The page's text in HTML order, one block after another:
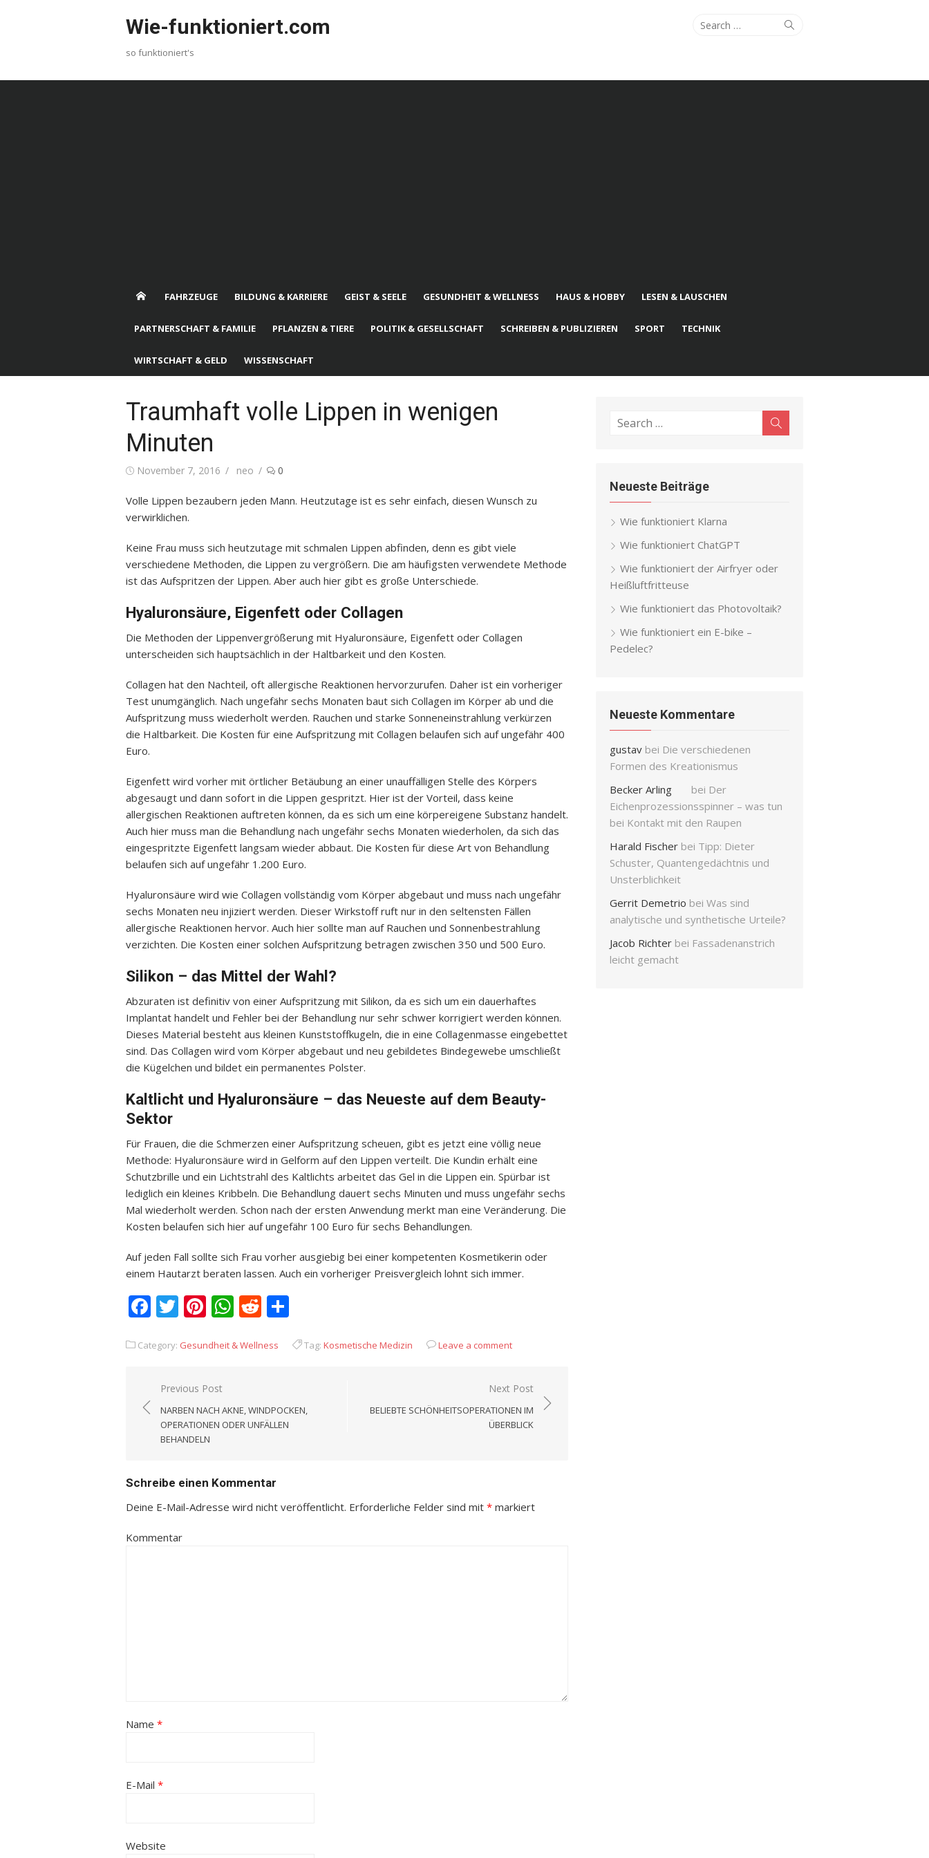
Wie-funktioniert.com
so funktioniert's
Search
Search
FAHRZEUGE BILDUNG & KARRIERE GEIST & SEELE GESUNDHEIT & WELLNESS HAUS & HOBBY LESEN & LAUSCHEN
PARTNERSCHAFT & FAMILIE PFLANZEN & TIERE POLITIK & GESELLSCHAFT SCHREIBEN & PUBLIZIEREN SPORT TECHNIK
WIRTSCHAFT & GELD WISSENSCHAFT
Traumhaft volle Lippen in wenigen
Minuten
Posted
November 7, 2016 Author
neo 0
Volle Lippen bezaubern jeden Mann. Heutzutage ist es sehr einfach, diesen Wunsch zu
verwirklichen.
Keine Frau muss sich heutzutage mit schmalen Lippen abfinden, denn es gibt viele
verschiedene Methoden, die Lippen zu vergrößern. Die am häufigsten verwendete Methode
ist das Aufspritzen der Lippen. Aber auch hier gibt es große Unterschiede.
Hyaluronsäure, Eigenfett oder Collagen
Die Methoden der Lippenvergrößerung mit Hyaluronsäure, Eigenfett oder Collagen
unterscheiden sich hauptsächlich in der Haltbarkeit und den Kosten.
Collagen hat den Nachteil, oft allergische Reaktionen hervorzurufen. Daher ist ein vorheriger
Test unumgänglich. Nach ungefähr sechs Monaten baut sich Collagen im Körper ab und die
Aufspritzung muss wiederholt werden. Rauchen und starke Sonneneinstrahlung verkürzen
die Haltbarkeit. Die Kosten für eine Aufspritzung mit Collagen belaufen sich auf ungefähr 400
Euro.
Eigenfett wird vorher mit örtlicher Betäubung an einer unauffälligen Stelle des Körpers
abgesaugt und dann sofort in die Lippen gespritzt. Hier ist der Vorteil, dass keine
allergischen Reaktionen auftreten können, da es sich um eine körpereigene Substanz handelt.
Auch hier muss man die Behandlung nach ungefähr sechs Monaten wiederholen, da sich das
eingespritzte Eigenfett langsam wieder abbaut. Die Kosten für diese Art von Behandlung
belaufen sich auf ungefähr 1.200 Euro.
Hyaluronsäure wird wie Collagen vollständig vom Körper abgebaut und muss nach ungefähr
sechs Monaten neu injiziert werden. Dieser Wirkstoff ruft nur in den seltensten Fällen
allergische Reaktionen hervor. Auch hier sollte man auf Rauchen und Sonnenbestrahlung
verzichten. Die Kosten einer solchen Aufspritzung betragen zwischen 350 und 500 Euro.
Silikon – das Mittel der Wahl?
Abzuraten ist definitiv von einer Aufspritzung mit Silikon, da es sich um ein dauerhaftes
Implantat handelt und Fehler bei der Behandlung nur sehr schwer korrigiert werden können.
Dieses Material besteht aus kleinen Kunststoffkugeln, die in eine Collagenmasse eingebettet
sind. Das Collagen wird vom Körper abgebaut und neu gebildetes Bindegewebe umschließt
die Kügelchen und bildet ein permanentes Polster.
Kaltlicht und Hyaluronsäure – das Neueste auf dem Beauty-
Sektor
Für Frauen, die die Schmerzen einer Aufspritzung scheuen, gibt es jetzt eine völlig neue
Methode: Hyaluronsäure wird in Gelform auf den Lippen verteilt. Die Kundin erhält eine
Schutzbrille und ein Lichtstrahl des Kaltlichts arbeitet das Gel in die Lippen ein. Spürbar ist
lediglich ein kleines Kribbeln. Die Behandlung dauert sechs Minuten und muss ungefähr sechs
Mal wiederholt werden. Schon nach der ersten Anwendung merkt man eine Veränderung. Die
Kosten belaufen sich hier auf ungefähr 100 Euro für sechs Behandlungen.
Auf jeden Fall sollte sich Frau vorher ausgiebig bei einer kompetenten Kosmetikerin oder
einem Hautarzt beraten lassen. Auch ein vorheriger Preisvergleich lohnt sich immer.
Facebook
Twitter
Pinterest
WhatsApp
Reddit
Category: Gesundheit & Wellness Tag: Kosmetische Medizin Leave a comment
Beitrags-
Navigation
Previous Post
NARBEN NACH AKNE, WINDPOCKEN,
OPERATIONEN ODER UNFÄLLEN
BEHANDELN
Next Post
BELIEBTE SCHÖNHEITSOPERATIONEN IM
ÜBERBLICK
Schreibe einen Kommentar
Deine E-Mail-Adresse wird nicht veröffentlicht. Erforderliche Felder sind mit * markiert
Kommentar
Name *
E-Mail *
Website
Search
Neueste Beiträge
Wie funktioniert Klarna
Wie funktioniert ChatGPT
Wie funktioniert der Airfryer oder
Heißluftfritteuse
Wie funktioniert das Photovoltaik?
Wie funktioniert ein E-bike –
Pedelec?
Neueste Kommentare
gustav bei Die verschiedenen
Formen des Kreationismus
Becker Arling
bei Der
Eichenprozessionsspinner – was tun
bei Kontakt mit den Raupen
Harald Fischer bei Tipp: Dieter
Schuster, Quantengedächtnis und
Unsterblichkeit
Gerrit Demetrio bei Was sind
analytische und synthetische Urteile?
Jacob Richter bei Fassadenanstrich
leicht gemacht